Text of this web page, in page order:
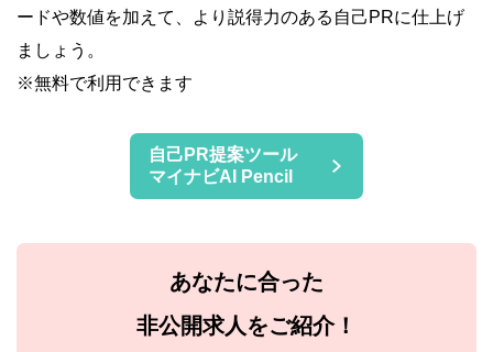
ードや数値を加えて、より説得力のある自己PRに仕上げ
ましょう。
※無料で利用できます
自己PR提案ツール
マイナビAI Pencil
あなたに合った
非公開求人をご紹介！